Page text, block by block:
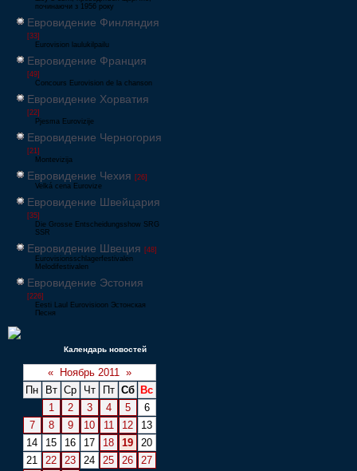
починаючи з 1956 року
Евровидение Финляндия
[33]
Eurovision laulukilpailu
Евровидение Франция
[49]
Concours Eurovision de la chanson
Евровидение Хорватия
[22]
Pjesma Eurovizije
Евровидение Черногория
[21]
Montevizija
Евровидение Чехия [26]
Velká cena Eurovize
Евровидение Швейцария
[35]
Die Grosse Entscheidungsshow SRG
SSR
Евровидение Швеция [48]
Eurovisionsschlagerfestivalen
Melodifestivalen
Евровидение Эстония
[226]
Eesti Laul Eurovisioon Эстонская
Песня
Календарь новостей
« Ноябрь 2011 »
Пн
Вт Ср Чт Пт Сб
Вс
1
2 3 4 5
6
7
8 9 10 11 12
13
14
15 16 17 18 19
20
21
22 23 24 25 26
27